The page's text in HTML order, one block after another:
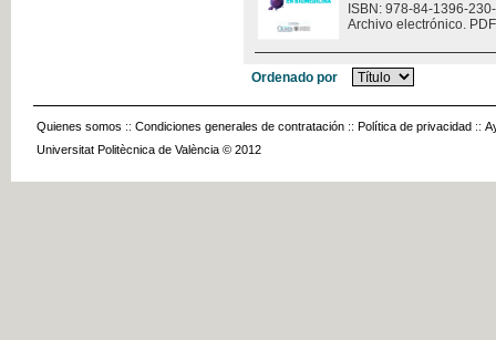
ISBN: 978-84-1396-
Archivo electrónico.
Ordenado por
Quienes somos :: Condiciones generales de contratación :: Política de privacidad ::
Universitat Politècnica de València © 2012